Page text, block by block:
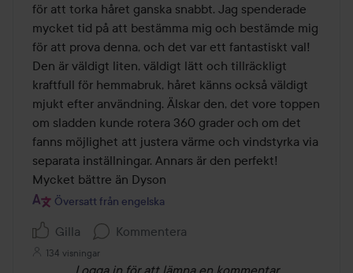
för att torka håret ganska snabbt. Jag spenderade
mycket tid på att bestämma mig och bestämde mig
för att prova denna, och det var ett fantastiskt val!
Den är väldigt liten, väldigt lätt och tillräckligt
kraftfull för hemmabruk, håret känns också väldigt
mjukt efter användning. Älskar den, det vore toppen
om sladden kunde rotera 360 grader och om det
fanns möjlighet att justera värme och vindstyrka via
separata inställningar. Annars är den perfekt!
Mycket bättre än Dyson
Översatt från engelska
Gilla Kommentera
134 visningar
Logga in för att lämna en kommentar